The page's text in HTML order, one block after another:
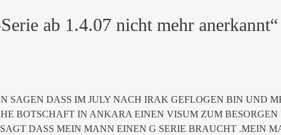
ab 1.4.07 nicht mehr anerkannt“
SAGEN DASS IM JULY NACH IRAK GEFLOGEN BIN UND
BOTSCHAFT IN ANKARA EINEN VISUM ZUM
DASS MEIN MANN EINEN G SERIE BRAUCHT .MEIN